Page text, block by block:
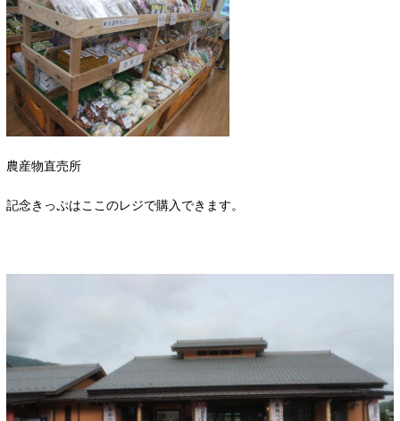
農産物直売所
記念きっぷはここのレジで購入できます。